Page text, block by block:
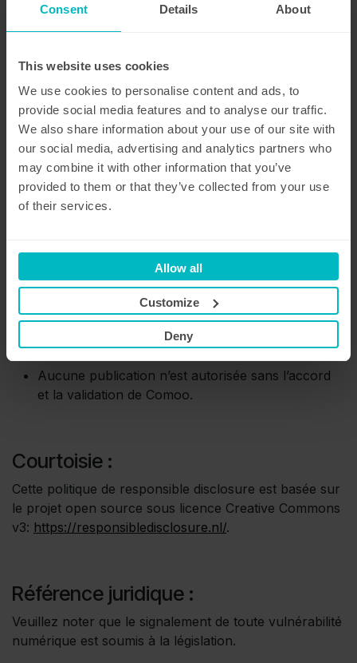
Consent Details About
This website uses cookies
We use cookies to personalise content and ads, to
provide social media features and to analyse our traffic.
We also share information about your use of our site with
our social media, advertising and analytics partners who
may combine it with other information that you’ve
provided to them or that they’ve collected from your use
of their services.
Allow all
Customize
Deny
sauf si cela est requis par une obligation légale.
Un signalement sous pseudonyme est possible,
la résolution du problème,
Lors de la communication relative au problème
signalé, nous mentionnerons, si vous le souhaitez,
votre nom en tant que découvreur, et
Selon la gravité, Comoo pourra envisager une
récompense. Celle-ci sera évaluée au cas par cas
et à la seule discrétion de Comoo. Aucune
négociation ne sera possible concernant
Publication de la résolution :
Seule Comoo décide de toute communication ou
publication publique ou officielle concernant ces
Aucune publication n’est autorisée sans l’accord
et la validation de Comoo.
Courtoisie :
Cette politique de responsible disclosure est basée sur
le projet open source sous licence Creative Commons
v3: https://responsibledisclosure.nl/.
Référence juridique :
Veuillez noter que le signalement de toute vulnérabilité
numérique est soumis à la législation.